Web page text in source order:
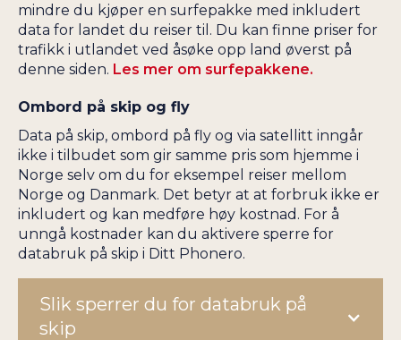
mindre du kjøper en surfepakke med inkludert
data for landet du reiser til. Du kan finne priser for
trafikk i utlandet ved åsøke opp land øverst på
denne siden. Les mer om surfepakkene.
Ombord på skip og fly
Data på skip, ombord på fly og via satellitt inngår
ikke i tilbudet som gir samme pris som hjemme i
Norge selv om du for eksempel reiser mellom
Norge og Danmark. Det betyr at at forbruk ikke er
inkludert og kan medføre høy kostnad. For å
unngå kostnader kan du aktivere sperre for
databruk på skip i Ditt Phonero.
Slik sperrer du for databruk på
skip